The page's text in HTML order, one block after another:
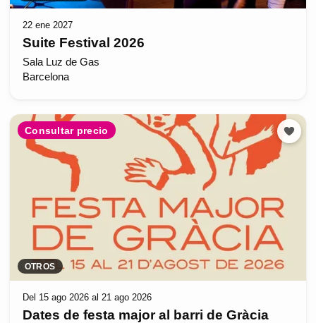
22 ene 2027
Suite Festival 2026
Sala Luz de Gas
Barcelona
Consultar precio
OTROS
Del 15 ago 2026 al 21 ago 2026
Dates de festa major al barri de Gràcia